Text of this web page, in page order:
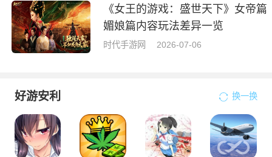
《女王的游戏：盛世天下》女帝篇
媚娘篇内容玩法差异一览
时代手游网 2026-07-06
好游安利 换一换